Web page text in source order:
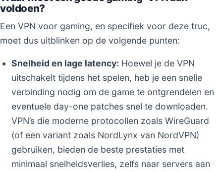
voldoen?
Een VPN voor gaming, en specifiek voor deze truc,
moet dus uitblinken op de volgende punten:
Snelheid en lage latency: Hoewel je de VPN
uitschakelt tijdens het spelen, heb je een snelle
verbinding nodig om de game te ontgrendelen en
eventuele day-one patches snel te downloaden.
VPN’s die moderne protocollen zoals WireGuard
(of een variant zoals NordLynx van NordVPN)
gebruiken, bieden de beste prestaties met
minimaal snelheidsverlies, zelfs naar servers aan